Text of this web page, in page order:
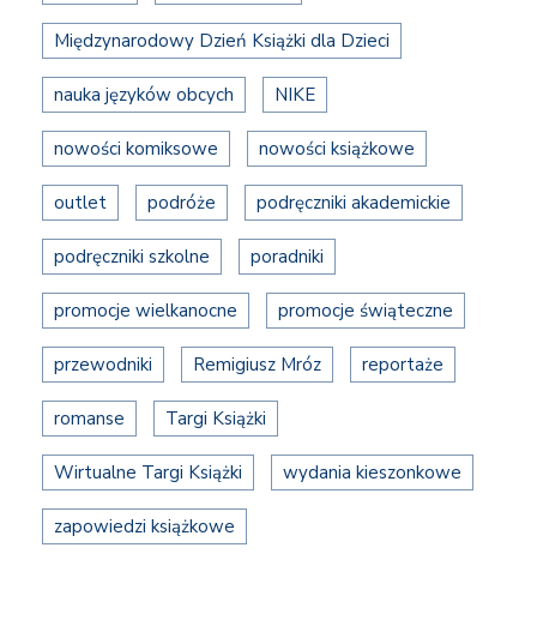
Międzynarodowy Dzień Książki dla Dzieci
nauka języków obcych NIKE
nowości komiksowe nowości książkowe
outlet podróże podręczniki akademickie
podręczniki szkolne poradniki
promocje wielkanocne promocje świąteczne
przewodniki Remigiusz Mróz reportaże
romanse Targi Książki
Wirtualne Targi Książki wydania kieszonkowe
zapowiedzi książkowe